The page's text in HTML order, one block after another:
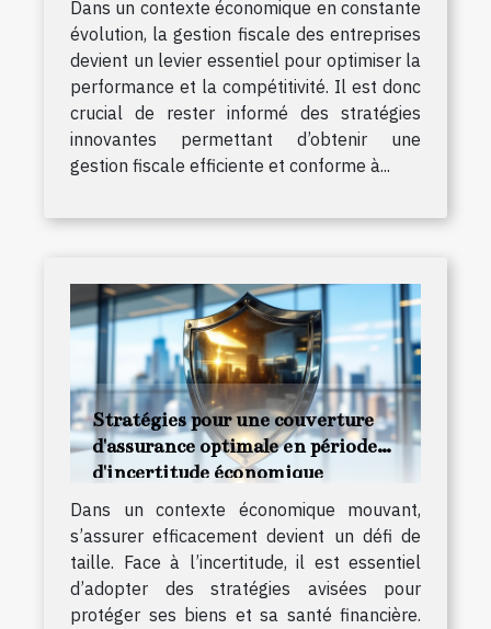
Dans un contexte économique en constante
évolution, la gestion fiscale des entreprises
devient un levier essentiel pour optimiser la
performance et la compétitivité. Il est donc
crucial de rester informé des stratégies
innovantes permettant d’obtenir une
gestion fiscale efficiente et conforme à...
Stratégies pour une couverture
d'assurance optimale en période
d'incertitude économique
Dans un contexte économique mouvant,
s’assurer efficacement devient un défi de
taille. Face à l’incertitude, il est essentiel
d’adopter des stratégies avisées pour
protéger ses biens et sa santé financière.